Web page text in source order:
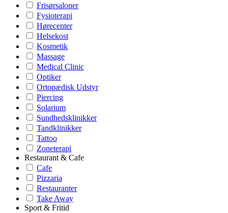
Frisørsaloner
Fysioterapi
Hørecenter
Helsekost
Kosmetik
Massage
Medical Clinic
Optiker
Ortopædisk Udstyr
Piercing
Solarium
Sundhedsklinikker
Tandklinikker
Tattoo
Zoneterapi
Restaurant & Cafe
Cafe
Pizzaria
Restauranter
Take Away
Sport & Fritid